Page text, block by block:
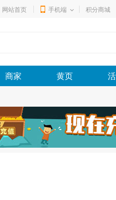
网站首页 手机端 积分商城
商家 黄页